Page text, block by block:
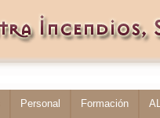
Personal Formación